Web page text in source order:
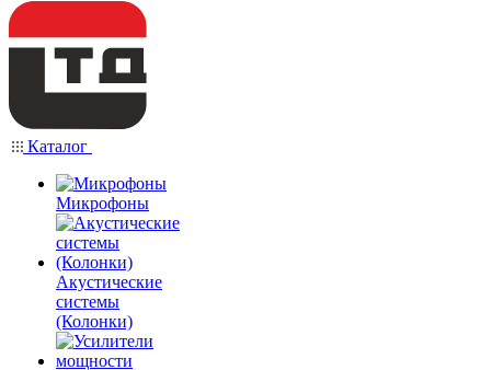
Каталог
Микрофоны
Акустические
системы
(Колонки)